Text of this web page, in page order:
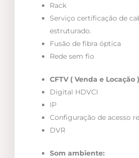
Rack
Serviço certificação de
estruturado.
Fusão de fibra óptica
Rede sem fio
CFTV ( Venda e Locação )
Digital HDVCI
IP
Configuração de acesso
DVR
Som ambiente: